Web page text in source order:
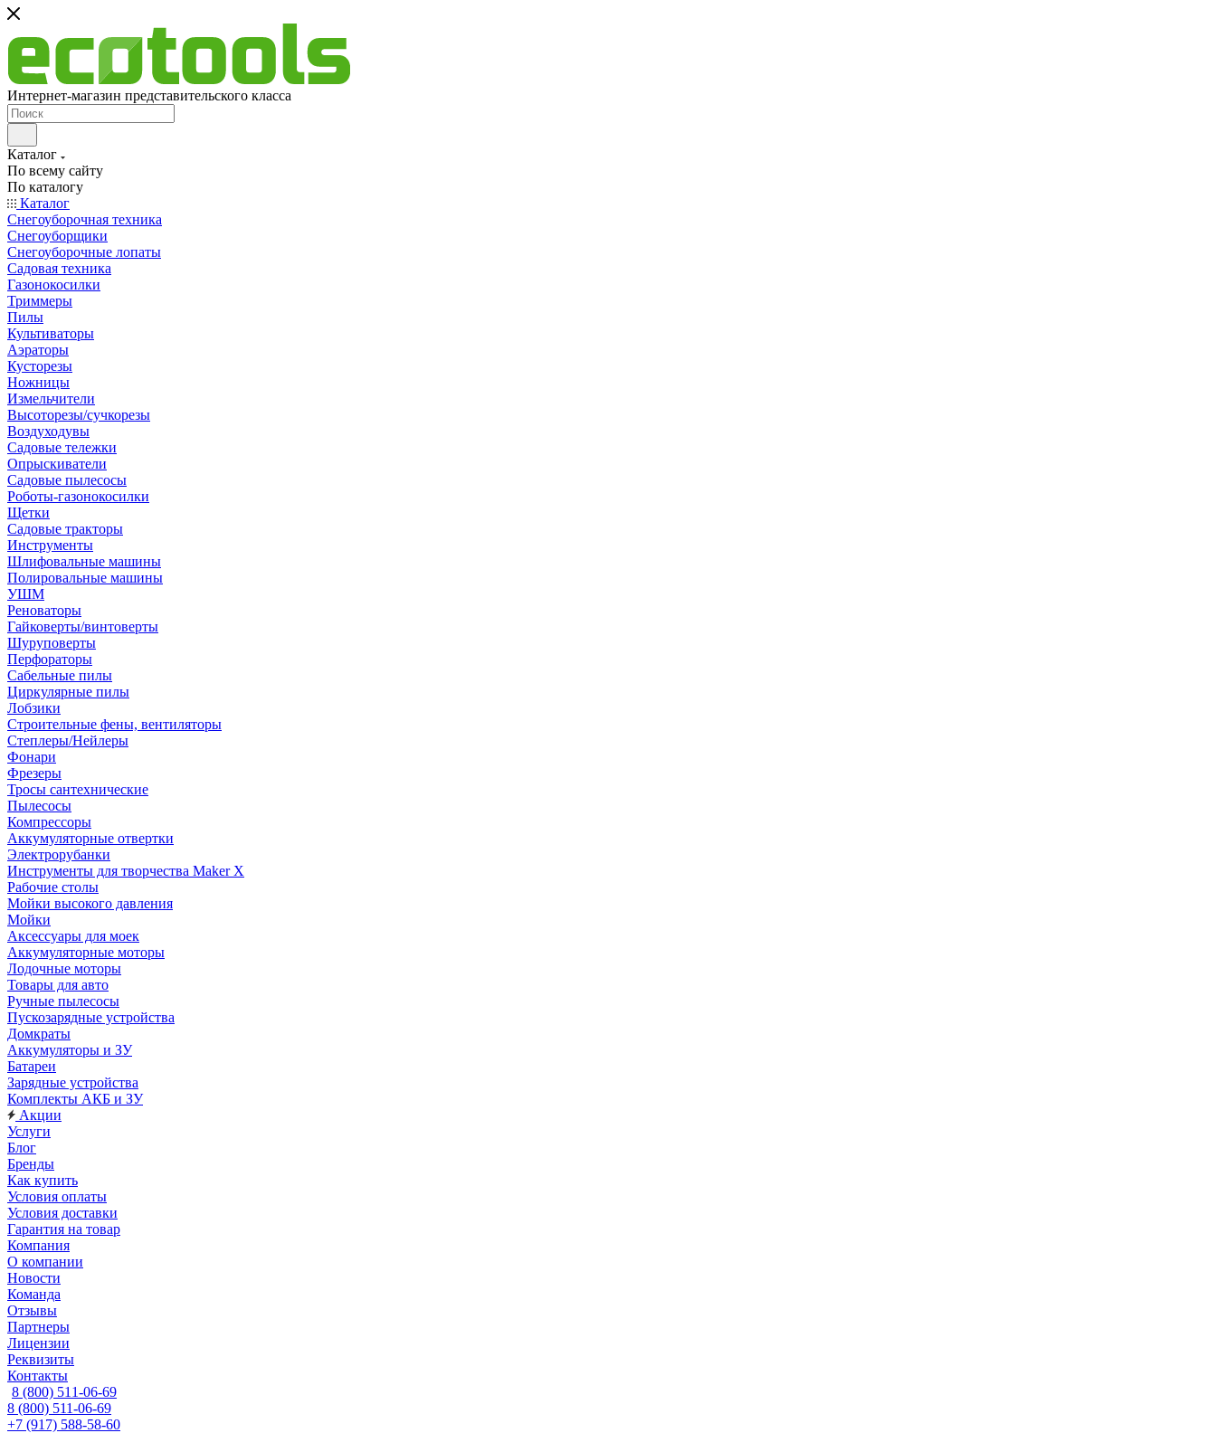
Интернет-магазин представительского класса
Каталог
По всему сайту
По каталогу
Каталог
Снегоуборочная техника
Снегоуборщики
Снегоуборочные лопаты
Садовая техника
Газонокосилки
Триммеры
Пилы
Культиваторы
Аэраторы
Кусторезы
Ножницы
Измельчители
Высоторезы/сучкорезы
Воздуходувы
Садовые тележки
Опрыскиватели
Садовые пылесосы
Роботы-газонокосилки
Щетки
Садовые тракторы
Инструменты
Шлифовальные машины
Полировальные машины
УШМ
Реноваторы
Гайковерты/винтоверты
Шуруповерты
Перфораторы
Сабельные пилы
Циркулярные пилы
Лобзики
Строительные фены, вентиляторы
Степлеры/Нейлеры
Фонари
Фрезеры
Тросы сантехнические
Пылесосы
Компрессоры
Аккумуляторные отвертки
Электрорубанки
Инструменты для творчества Maker X
Рабочие столы
Мойки высокого давления
Мойки
Аксессуары для моек
Аккумуляторные моторы
Лодочные моторы
Товары для авто
Ручные пылесосы
Пускозарядные устройства
Домкраты
Аккумуляторы и ЗУ
Батареи
Зарядные устройства
Комплекты АКБ и ЗУ
Акции
Услуги
Блог
Бренды
Как купить
Условия оплаты
Условия доставки
Гарантия на товар
Компания
О компании
Новости
Команда
Отзывы
Партнеры
Лицензии
Реквизиты
Контакты
8 (800) 511-06-69
8 (800) 511-06-69
+7 (917) 588-58-60